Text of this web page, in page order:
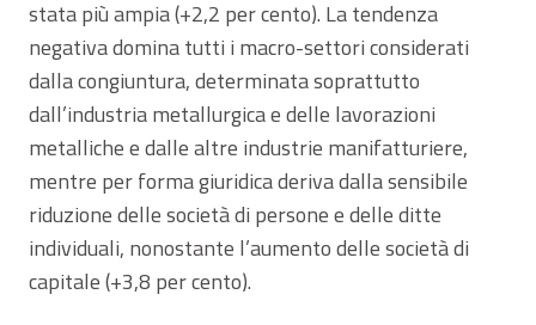
stata più ampia (+2,2 per cento). La tendenza
negativa domina tutti i macro-settori considerati
dalla congiuntura, determinata soprattutto
dall’industria metallurgica e delle lavorazioni
metalliche e dalle altre industrie manifatturiere,
mentre per forma giuridica deriva dalla sensibile
riduzione delle società di persone e delle ditte
individuali, nonostante l’aumento delle società di
capitale (+3,8 per cento).